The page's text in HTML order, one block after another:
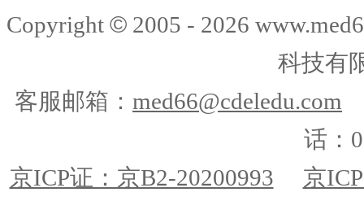
Copyright © 2005 - 2026
科技有
客服邮箱： med66@cdeledu.com
话：
京ICP证：京B2-20200993
京